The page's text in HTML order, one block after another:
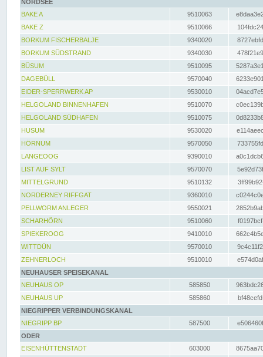
NORDSEE
BAKE A
9510063
BAKE Z
9510066
BORKUM FISCHERBALJE
9340020
BORKUM SÜDSTRAND
9340030
BÜSUM
9510095
DAGEBÜLL
9570040
EIDER-SPERRWERK AP
9530010
HELGOLAND BINNENHAFEN
9510070
HELGOLAND SÜDHAFEN
9510075
HUSUM
9530020
HÖRNUM
9570050
LANGEOOG
9390010
LIST AUF SYLT
9570070
MITTELGRUND
9510132
NORDERNEY RIFFGAT
9360010
PELLWORM ANLEGER
9550021
SCHARHÖRN
9510060
SPIEKEROOG
9410010
WITTDÜN
9570010
ZEHNERLOCH
9510010
NEUHAUSER SPEISEKANAL
NEUHAUS OP
585850
NEUHAUS UP
585860
NIEGRIPPER VERBINDUNGSKANAL
NIEGRIPP BP
587500
ODER
EISENHÜTTENSTADT
603000